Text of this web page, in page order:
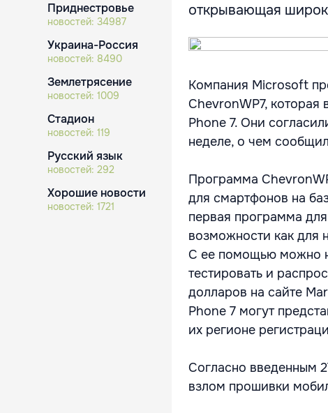
Приднестровье
новостей: 34987
Украина-Россия
новостей: 8490
Землетрясение
новостей: 1009
Стадион
новостей: 119
Русский язык
новостей: 292
Хорошие новости
новостей: 1721
открывающая
Компания Microsoft
ChevronWP7,
Phone 7. Они
неделе, о чем
Программа
для смартфонов на
первая программа
возможности как для
С ее помощью можно
тестировать и
долларов на сайте
Phone 7 могут
их регионе
Согласно введенным
взлом прошивки